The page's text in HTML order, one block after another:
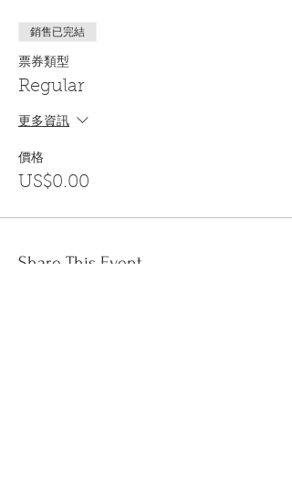
銷售已完結
票券類型
Regular
更多資訊
價格
US$0.00
Share This Event